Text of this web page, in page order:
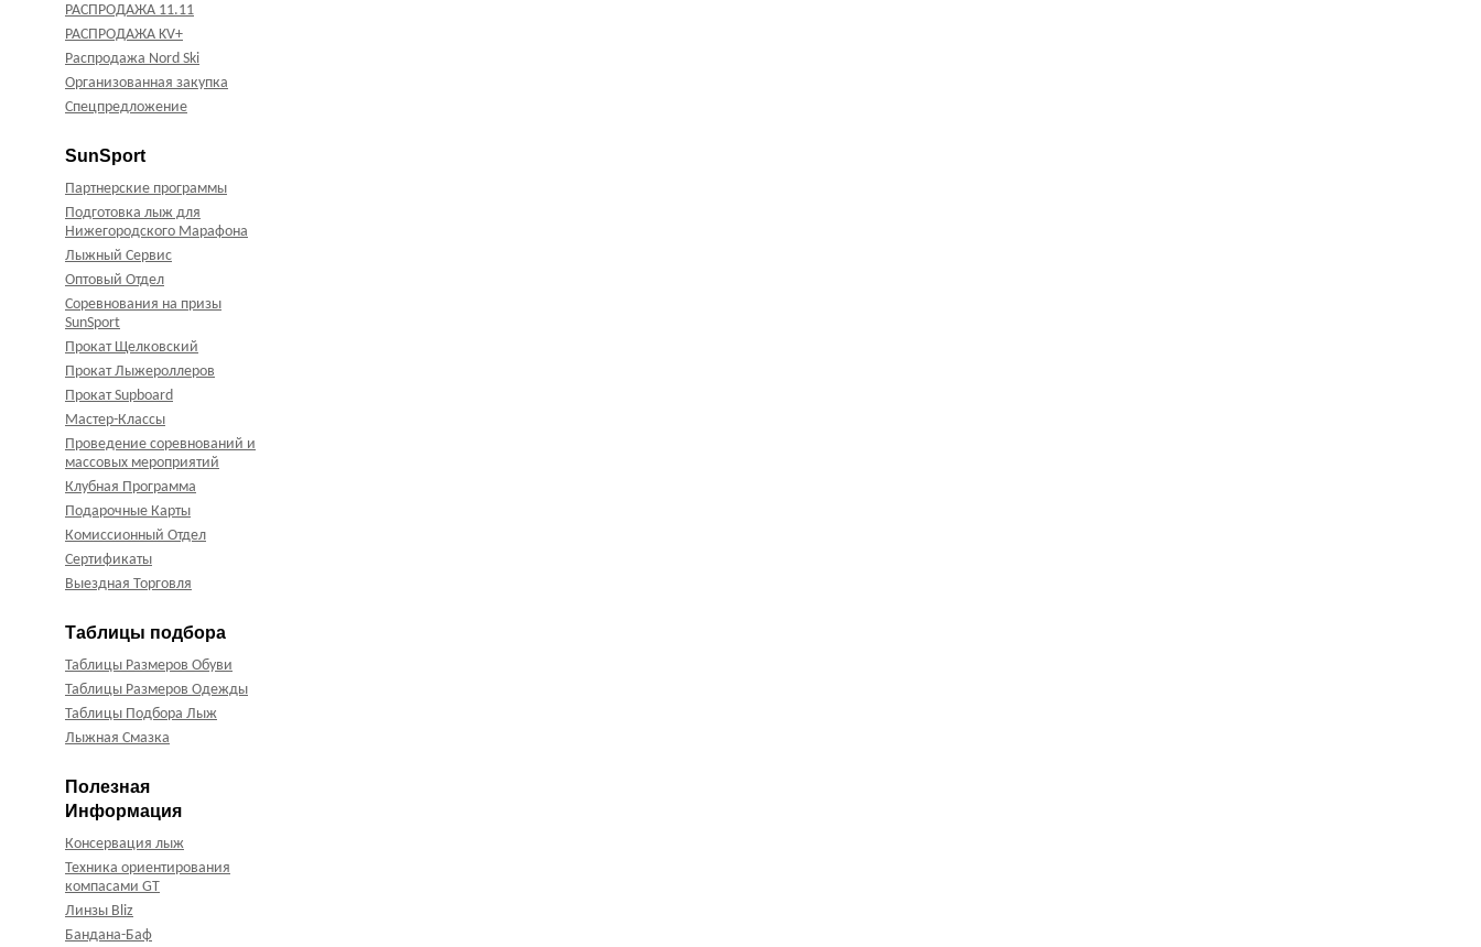
РАСПРОДАЖА 11.11
РАСПРОДАЖА KV+
Распродажа Nord Ski
Организованная закупка
Спецпредложение
SunSport
Партнерские программы
Подготовка лыж для
Нижегородского Марафона
Лыжный Сервис
Оптовый Отдел
Соревнования на призы
SunSport
Прокат Щелковский
Прокат Лыжероллеров
Прокат Supboard
Мастер-Классы
Проведение соревнований и
массовых мероприятий
Клубная Программа
Подарочные Карты
Комиссионный Отдел
Сертификаты
Выездная Торговля
Таблицы подбора
Таблицы Размеров Обуви
Таблицы Размеров Одежды
Таблицы Подбора Лыж
Лыжная Смазка
Полезная
Информация
Консервация лыж
Техника ориентирования
компасами GT
Линзы Bliz
Бандана-Баф